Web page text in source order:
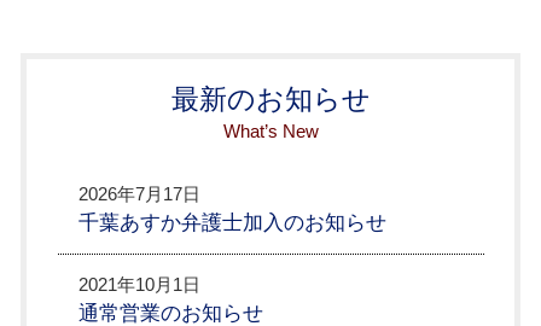
最新のお知らせ
What’s New
2026年7月17日
千葉あすか弁護士加入のお知らせ
2021年10月1日
通常営業のお知らせ